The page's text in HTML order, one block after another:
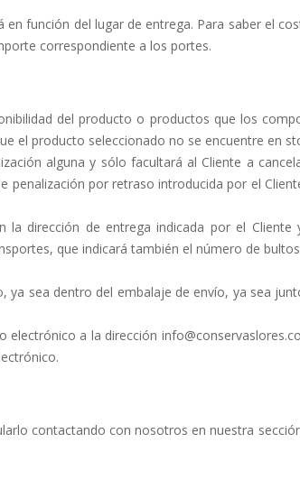
función del lugar de entrega. Para saber el
correspondiente a los portes.
del producto o productos que los
el producto seleccionado no se encuentre en
alguna y sólo facultará al Cliente a
penalización por retraso introducida por el
la dirección de entrega indicada por el
que indicará también el número de
ya sea dentro del embalaje de envío, ya sea
a la dirección
contactando con nosotros en nuestra